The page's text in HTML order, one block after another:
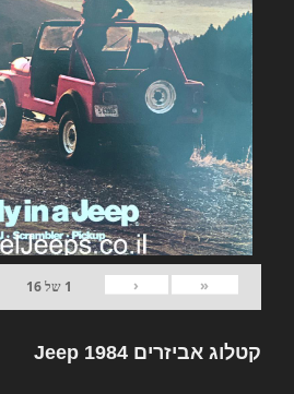
«
‹
1 של16
קטלוג אביזרים Jeep 1984